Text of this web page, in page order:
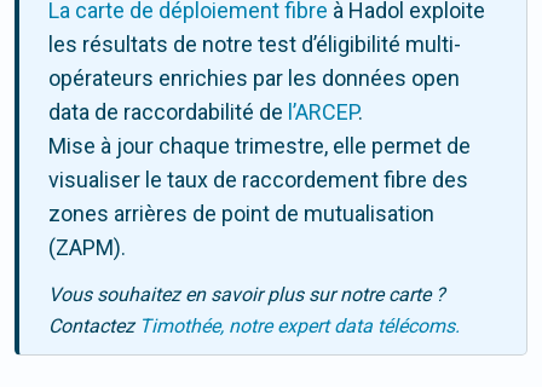
La carte de déploiement fibre à Hadol exploite
les résultats de notre test d’éligibilité multi-
opérateurs enrichies par les données open
data de raccordabilité de l’ARCEP.
Mise à jour chaque trimestre, elle permet de
visualiser le taux de raccordement fibre des
zones arrières de point de mutualisation
(ZAPM).
Vous souhaitez en savoir plus sur notre carte ?
Contactez Timothée, notre expert data télécoms.